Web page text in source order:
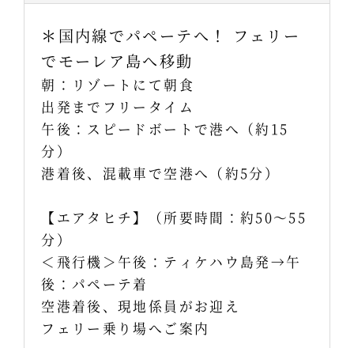
＊国内線でパペーテへ！ フェリー
でモーレア島へ移動
朝：リゾートにて朝食
出発までフリータイム
午後：スピードボートで港へ（約15
分）
港着後、混載車で空港へ（約5分）
【エアタヒチ】（所要時間：約50～55
分）
＜飛行機＞午後：ティケハウ島発→午
後：パペーテ着
空港着後、現地係員がお迎え
フェリー乗り場へご案内